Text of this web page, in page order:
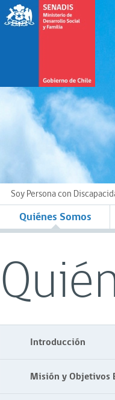
Soy Persona con
Quiénes Somos
Introducción
Misión y Objetivos